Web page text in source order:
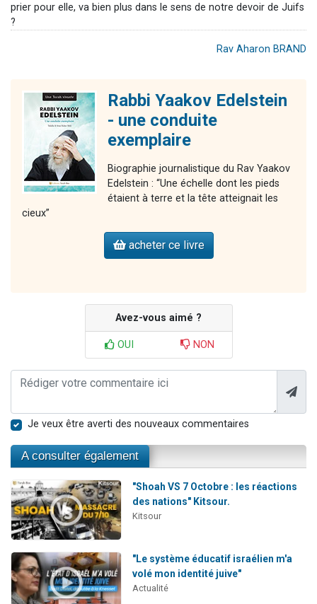
prier pour elle, va bien plus dans le sens de notre devoir de Juifs
?
Rav Aharon BRAND
Rabbi Yaakov Edelstein
- une conduite
exemplaire
Biographie journalistique du Rav Yaakov
Edelstein : “Une échelle dont les pieds
étaient à terre et la tête atteignait les
cieux”
acheter ce livre
Avez-vous aimé ?
OUI NON
Je veux être averti des nouveaux commentaires
A consulter également
"Shoah VS 7 Octobre : les réactions
des nations" Kitsour.
Kitsour
"Le système éducatif israélien m'a
volé mon identité juive"
Actualité